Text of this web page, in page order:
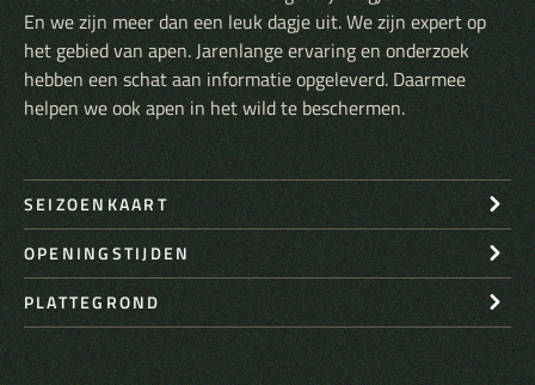
En we zijn meer dan een leuk dagje uit. We zijn expert op
het gebied van apen. Jarenlange ervaring en onderzoek
hebben een schat aan informatie opgeleverd. Daarmee
helpen we ook apen in het wild te beschermen.
SEIZOENKAART
OPENINGSTIJDEN
PLATTEGROND